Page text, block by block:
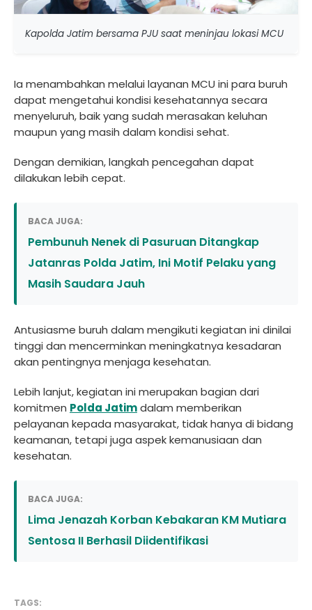
Kapolda Jatim bersama PJU saat meninjau lokasi MCU
Ia menambahkan melalui layanan MCU ini para buruh
dapat mengetahui kondisi kesehatannya secara
menyeluruh, baik yang sudah merasakan keluhan
maupun yang masih dalam kondisi sehat.
Dengan demikian, langkah pencegahan dapat
dilakukan lebih cepat.
BACA JUGA:
Pembunuh Nenek di Pasuruan Ditangkap
Jatanras Polda Jatim, Ini Motif Pelaku yang
Masih Saudara Jauh
Antusiasme buruh dalam mengikuti kegiatan ini dinilai
tinggi dan mencerminkan meningkatnya kesadaran
akan pentingnya menjaga kesehatan.
Lebih lanjut, kegiatan ini merupakan bagian dari
komitmen Polda Jatimdalam memberikan
pelayanan kepada masyarakat, tidak hanya di bidang
keamanan, tetapi juga aspek kemanusiaan dan
kesehatan.
BACA JUGA:
Lima Jenazah Korban Kebakaran KM Mutiara
Sentosa II Berhasil Diidentifikasi
TAGS: